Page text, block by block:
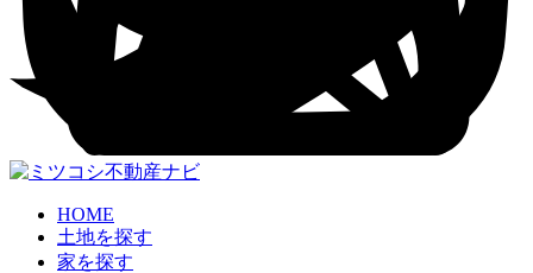
HOME
土地を探す
家を探す